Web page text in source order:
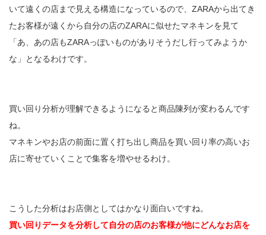
いて遠くの店まで見える構造になっているので、ZARAから出てき
たお客様が遠くから自分の店のZARAに似せたマネキンを見て
「あ、あの店もZARAっぽいものがありそうだし行ってみようか
な」となるわけです。
買い回り分析が理解できるようになると商品陳列が変わるんです
ね。
マネキンやお店の前面に置く打ち出し商品を買い回り率の高いお
店に寄せていくことで集客を増やせるわけ。
こうした分析はお店側としてはかなり面白いですね。
買い回りデータを分析して自分の店のお客様が他にどんなお店を